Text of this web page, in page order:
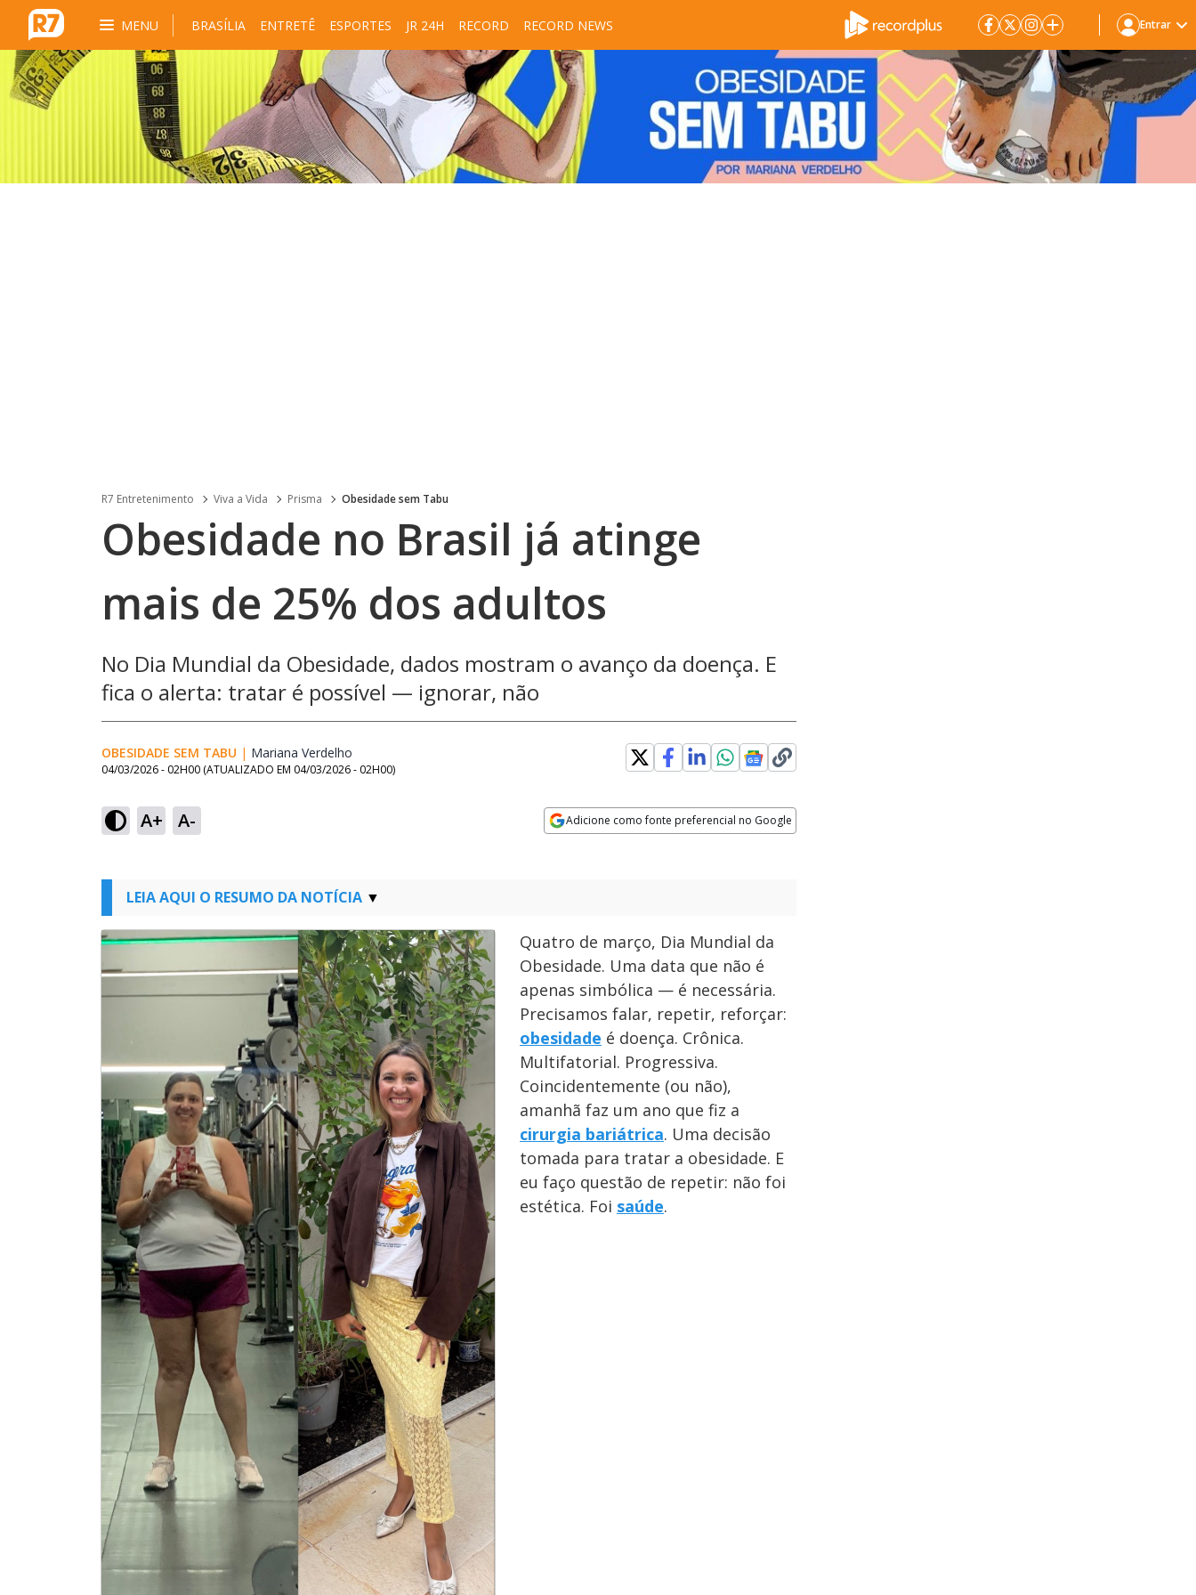
MENU BRASÍLIA ENTRETÊ ESPORTES JR 24H RECORD RECORD NEWS Entrar
R7 Entretenimento Viva a Vida Prisma Obesidade sem Tabu
Obesidade no Brasil já atinge
mais de 25% dos adultos
No Dia Mundial da Obesidade, dados mostram o avanço da doença. E
fica o alerta: tratar é possível — ignorar, não
OBESIDADE SEM TABU | Mariana Verdelho
04/03/2026 - 02H00 (ATUALIZADO EM 04/03/2026 - 02H00)
A+ A- Adicione como fonte preferencial no Google
LEIA AQUI O RESUMO DA NOTÍCIA
Quatro de março, Dia Mundial da
Obesidade. Uma data que não é
apenas simbólica — é necessária.
Precisamos falar, repetir, reforçar:
obesidade é doença. Crônica.
Multifatorial. Progressiva.
Coincidentemente (ou não),
amanhã faz um ano que fiz a
cirurgia bariátrica. Uma decisão
tomada para tratar a obesidade. E
eu faço questão de repetir: não foi
estética. Foi saúde.